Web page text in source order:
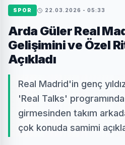
SPOR 22.03.2026 - 05:33
Arda Güler Real
Gelişimini ve Özel
Açıkladı
Real Madrid'in genç
'Real Talks'
girmesinden takım
çok konuda samimi